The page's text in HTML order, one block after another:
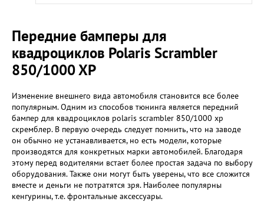
Передние бамперы для
квадроциклов Polaris Scrambler
850/1000 XP
Изменение внешнего вида автомобиля становится все более
популярным. Одним из способов тюнинга является передний
бампер для квадроциклов polaris scrambler 850/1000 xp
скремблер. В первую очередь следует помнить, что на заводе
он обычно не устанавливается, но есть модели, которые
производятся для конкретных марки автомобилей. Благодаря
этому перед водителями встает более простая задача по выбору
оборудования. Также они могут быть уверены, что все сложится
вместе и деньги не потратятся зря. Наиболее популярны
кенгурины, т.е. фронтальные аксессуары.